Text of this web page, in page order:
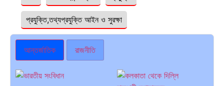
প্রযুক্তি,তথ্যপ্রযুক্তি আইন ও সুরক্ষা
আন্তর্জাতিক রাজনীতি